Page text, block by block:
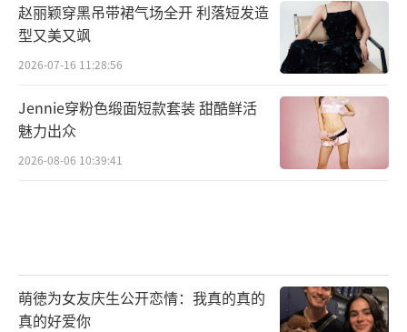
赵丽颖穿黑吊带裙气场全开 利落短发造
型又美又飒
2026-07-16 11:28:56
Jennie穿粉色缎面短款套装 甜酷鲜活
魅力出众
2026-08-06 10:39:41
萌徳为女友庆生公开恋情：我真的真的
真的好爱你